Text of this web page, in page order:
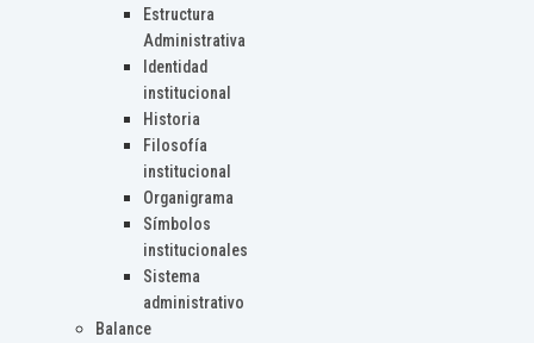
Estructura
Administrativa
Identidad
institucional
Historia
Filosofía
institucional
Organigrama
Símbolos
institucionales
Sistema
administrativo
Balance